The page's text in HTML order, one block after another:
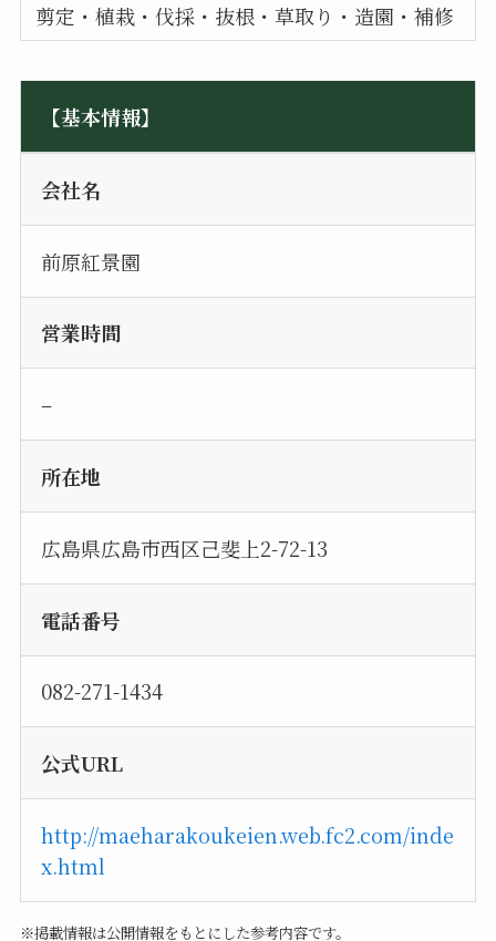
剪定・植栽・伐採・抜根・草取り・造園・補修
【基本情報】
会社名
前原紅景園
営業時間
–
所在地
広島県広島市西区己斐上2-72-13
電話番号
082-271-1434
公式URL
http://maeharakoukeien.web.fc2.com/inde
x.html
※掲載情報は公開情報をもとにした参考内容です。